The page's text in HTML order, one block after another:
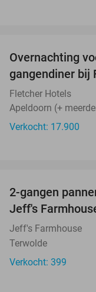
Overnachting
gangendiner bij
Fletcher Hotels
Apeldoorn (+
Verkocht: 17.900
2-gangen
Jeff's
Jeff's Farmhouse
Terwolde
Verkocht: 399